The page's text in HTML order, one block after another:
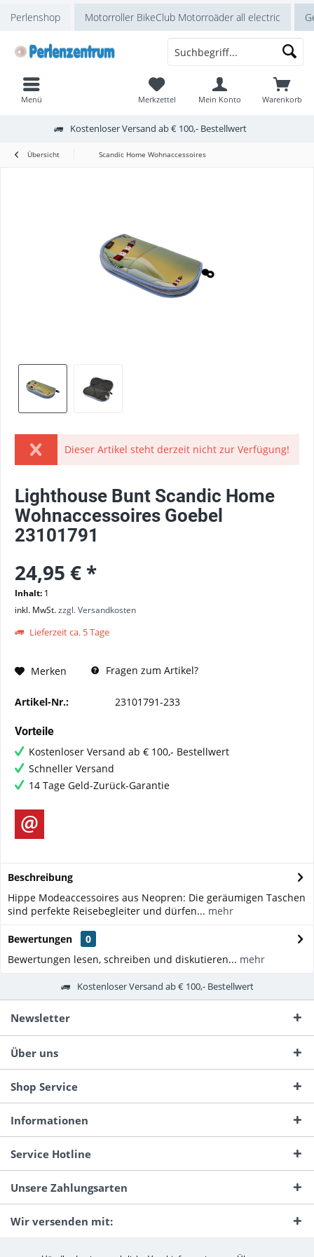
Perlenshop Motorroller BikeClub Motorroäder all electric
Kostenloser Versand ab € 100,- Bestellwert
Warenkorb
Merkzettel Mein Konto
Menü
Übersicht Scandic Home Wohnaccessoires
Dieser Artikel steht derzeit nicht zur Verfügung!
Lighthouse Bunt Scandic Home
Wohnaccessoires Goebel
23101791
24,95 € *
Inhalt: 1
inkl. MwSt.zzgl. Versandkosten
Lieferzeit ca. 5 Tage
Merken Fragen zum Artikel?
Artikel-Nr.: 23101791-233
Vorteile
Kostenloser Versand ab € 100,- Bestellwert
Schneller Versand
14 Tage Geld-Zurück-Garantie
Beschreibung
Hippe Modeaccessoires aus Neopren: Die geräumigen Taschen
sind perfekte Reisebegleiter und dürfen... mehr
Bewertungen
0
Bewertungen lesen, schreiben und diskutieren... mehr
Kostenloser Versand ab € 100,- Bestellwert
Newsletter
Über uns
Shop Service
Informationen
Service Hotline
Unsere Zahlungsarten
Wir versenden mit: